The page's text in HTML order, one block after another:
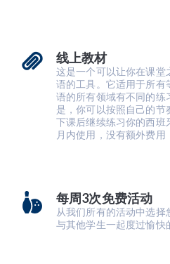
线上教材
这是一个可以让你在课堂
语的工具。它适用于所有
语的所有领域有不同的练
是，你可以按照自己的节
下课后继续练习你的西班
月内使用，没有额外费用
每周3次免费活动
从我们所有的活动中选择
与其他学生一起度过愉快